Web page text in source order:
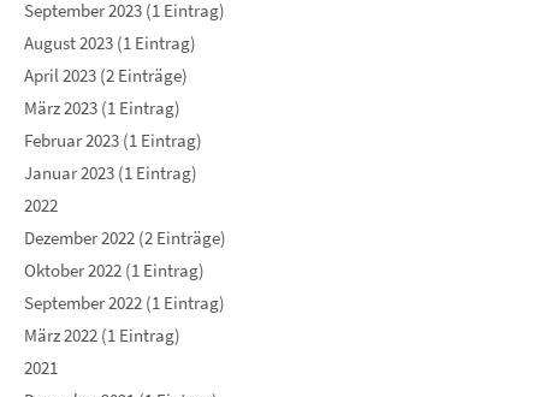
September 2023 (1 Eintrag)
August 2023 (1 Eintrag)
April 2023 (2 Einträge)
März 2023 (1 Eintrag)
Februar 2023 (1 Eintrag)
Januar 2023 (1 Eintrag)
2022
Dezember 2022 (2 Einträge)
Oktober 2022 (1 Eintrag)
September 2022 (1 Eintrag)
März 2022 (1 Eintrag)
2021